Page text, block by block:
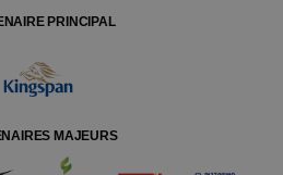
PRINCIPAL
MAJEURS